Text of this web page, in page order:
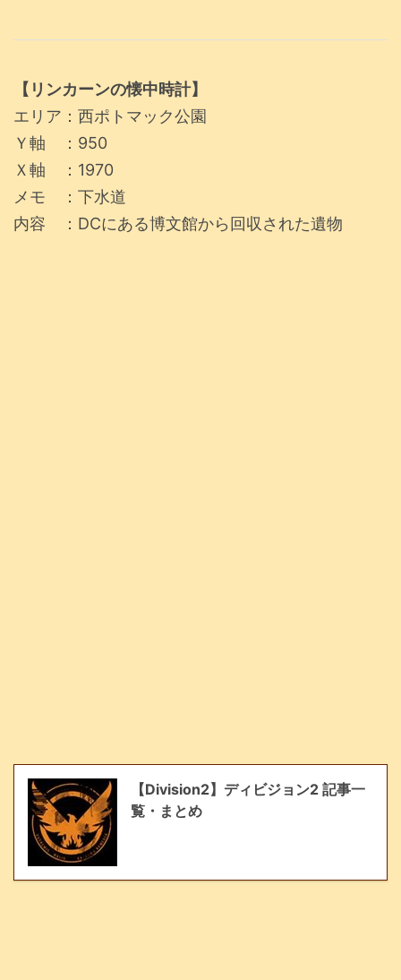
【リンカーンの懐中時計】
エリア：西ポトマック公園
Ｙ軸 ：950
Ｘ軸 ：1970
メモ ：下水道
内容 ：DCにある博文館から回収された遺物
【Division2】ディビジョン2 記事一
覧・まとめ